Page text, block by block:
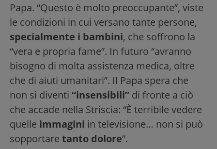
Papa. “Questo è molto preoccupante”, viste
le condizioni in cui versano tante persone,
specialmente i bambini, che soffrono la
“vera e propria fame”. In futuro “avranno
bisogno di molta assistenza medica, oltre
che di aiuti umanitari”. Il Papa spera che
non si diventi “insensibili” di fronte a ciò
che accade nella Striscia: “È terribile vedere
quelle immagini in televisione… non si può
sopportare tanto dolore”.